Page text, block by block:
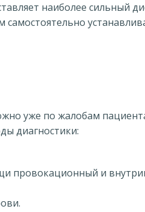
наиболее сильный
уже по жалобам
диагностики:
провокационный и